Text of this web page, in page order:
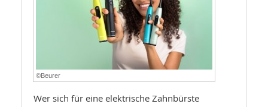
©Beurer
Wer sich für eine elektrische Zahnbürste